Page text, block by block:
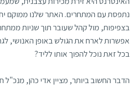
נתפסת עם המתחרים. האתר שלנו ממוקם
בצפיפות, מול קהל שעובר תוך שניות
אפשרות לארח את הגולש באופן האנושי,
בכל זאת נוכל להפוך אותו לליד?
הדבר החשוב ביותר, מציין אדי כהן, מנכ"ל